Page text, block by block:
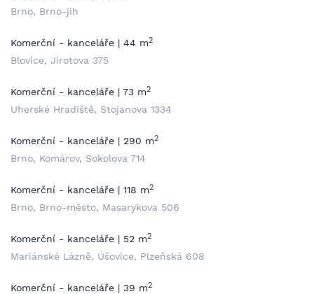
Brno, Brno-jih
Komerční - kanceláře | 44 m2
Blovice, Jirotova 375
Komerční - kanceláře | 73 m2
Uherské Hradiště, Stojanova 1334
Komerční - kanceláře | 290 m2
Brno, Komárov, Sokolova 714
Komerční - kanceláře | 118 m2
Brno, Brno-město, Masarykova 506
Komerční - kanceláře | 52 m2
Mariánské Lázně, Úšovice, Plzeňská 608
Komerční - kanceláře | 39 m2